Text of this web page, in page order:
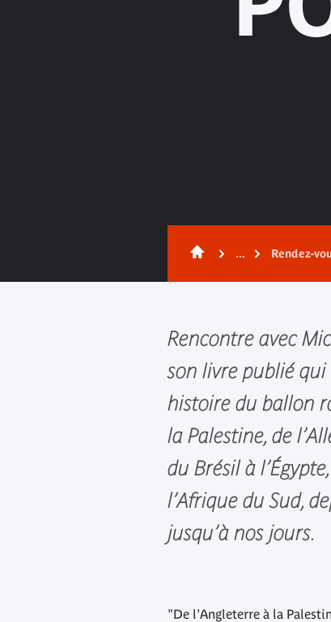
... Rendez-
Rencontre avec
son livre publié
histoire du ballon
la Palestine, de
du Brésil à
l’Afrique du Sud,
jusqu’à nos jours.
"De l'Angleterre à la